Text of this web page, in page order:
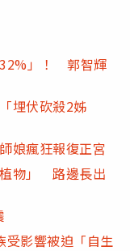
32%」！ 郭智輝
埋伏砍殺2姊
娘瘋狂報復正宮
物」 路邊長出
影響被迫「自生